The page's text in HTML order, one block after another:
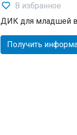
В избранное
ДИК для младшей
Получить